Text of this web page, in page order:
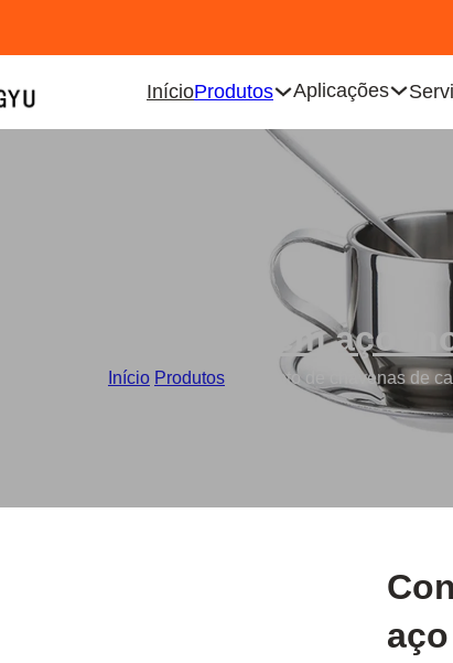
InícioProdutos Aplicações
Chávena de café em aço
Início/ Produtos/ Conjunto de chávenas de